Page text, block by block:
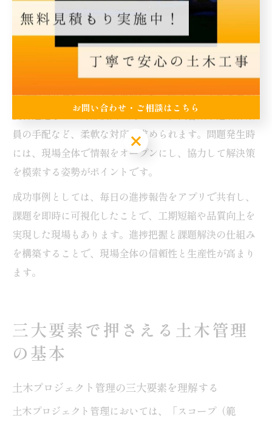
にし、定期的に進捗を確認することで、遅延やトラブル
の早期発見が可能となります。進捗確認には、工程表や
進捗管理アプリ、写真記録などの活用が効果的です。
課題が発生した場合は、原因を迅速に特定し、関係者間
で情報を共有することが重要です。例えば、天候不良や
資材遅延などの外部要因に対しては、代替案や追加作業
員の手配など、柔軟な対応が求められます。問題発生時
には、現場全体で情報をオープンにし、協力して解決策
を模索する姿勢がポイントです。
成功事例としては、毎日の進捗報告をアプリで共有し、
課題を即時に可視化したことで、工期短縮や品質向上を
実現した現場もあります。進捗把握と課題解決の仕組み
を構築することで、現場全体の信頼性と生産性が高まり
ます。
三大要素で押さえる土木管理
の基本
土木プロジェクト管理の三大要素を理解する
土木プロジェクト管理においては、「スコープ（範
お問い合わせ・ご相談はこちら
お問い合わせ・ご相談はこちら